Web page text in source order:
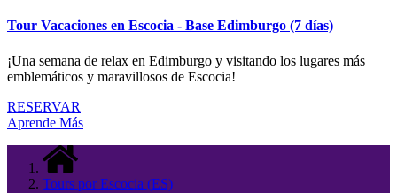
Tour Vacaciones en Escocia - Base Edimburgo (7 días)
¡Una semana de relax en Edimburgo y visitando los lugares más
emblemáticos y maravillosos de Escocia!
RESERVAR
Aprende Más
Tours por Escocia (ES)